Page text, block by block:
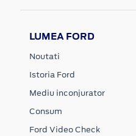
LUMEA FORD
Noutati
Istoria Ford
Mediu inconjurator
Consum
Ford Video Check